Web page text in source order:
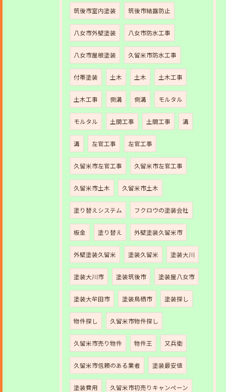
筑後市室内塗装 筑後市結露防止
八女市外壁塗装 八女市防水工事
八女市屋根塗装 久留米市防水工事
付帯塗装 土木 土木 土木工事
土木工事 側溝 側溝 モルタル
モルタル 土間工事 土間工事 溝
溝 左官工事 左官工事
久留米市左官工事 久留米市左官工事
久留米市土木 久留米市土木
塗り替えシステム フクロウの塗装会社
板金 塗り替え 外壁塗装久留米市
外壁塗装久留米 塗装久留米 塗装大川
塗装大川市 塗装筑後市 塗装屋八女市
塗装大牟田市 塗装鳥栖市 塗装探し
物件探し 久留米市物件探し
久留米市売り物件 物件王 又兵衛
久留米市信頼のある業者 塗装最安値
塗装費用 久留米市初売りキャンペーン